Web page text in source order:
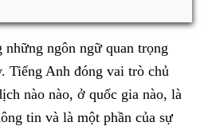
ngôn ngữ quan trọng
Tiếng Anh đóng vai trò chủ
nào nào, ở quốc gia nào, là
tin và là một phần của sự